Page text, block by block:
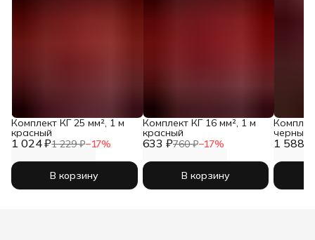
1 024 ₽1 229 ₽−17%
Комплект КГ 25 мм², 1 м
красный
В корзину
633 ₽760 ₽−17%
Комплект КГ 16 мм², 1 м
красный
В корзину
1 588 ₽
черный